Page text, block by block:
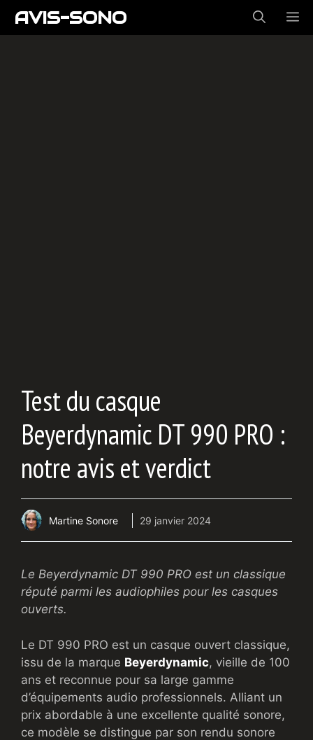
AllerAVIS-SONO
Test du casque
Beyerdynamic DT 990 PRO :
notre avis et verdict
Martine Sonore 29 janvier 2024
Le Beyerdynamic DT 990 PRO est un classique
réputé parmi les audiophiles pour les casques
ouverts.
Le DT 990 PRO est un casque ouvert classique,
issu de la marque Beyerdynamic, vieille de 100
ans et reconnue pour sa large gamme
d’équipements audio professionnels. Alliant un
prix abordable à une excellente qualité sonore,
ce modèle se distingue par son rendu sonore